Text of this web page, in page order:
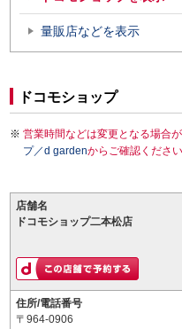
量販店などを表示
ドコモショップ
営業時間などは変更となる場合
プ／d gardenからご確認ください
店舗名
ドコモショップ二本松店
住所/電話番号
〒964-0906